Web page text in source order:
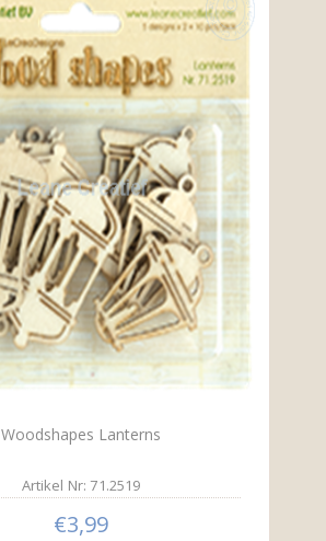
Woodshapes Lanterns
Artikel Nr: 71.2519
€3,99